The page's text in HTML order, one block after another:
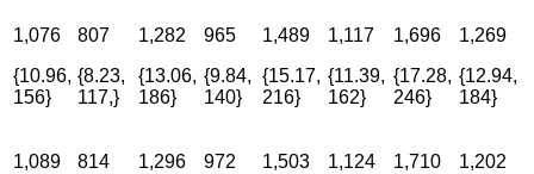
1,076
{10.96,
156}
807
{8.23,
117,}
1,282
{13.06,
186}
965
{9.84,
140}
1,489
{15.17,
216}
1,117
{11.39,
162}
1,696
{17.28,
246}
1,269
{12.94,
184}
1,089
814
1,296
972
1,503
1,124
1,710
1,202